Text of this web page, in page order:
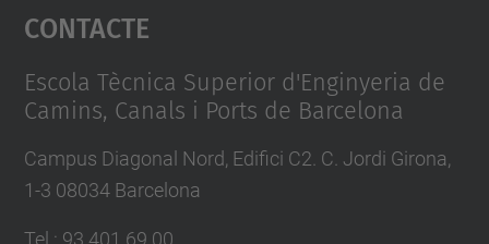
powered by
Contacte
Escola Tècnica Superior d'Enginyeria de
Camins, Canals i Ports de Barcelona
Campus Diagonal Nord, Edifici C2. C. Jordi Girona,
1-3 08034 Barcelona
Tel. : 93 401 69 00